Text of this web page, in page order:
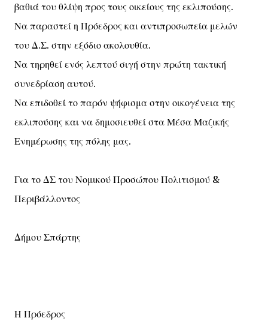
βαθιά του θλίψη προς τους οικείους της εκλιπούσης.
Να παραστεί η Πρόεδρος και αντιπροσωπεία μελών
του Δ.Σ. στην εξόδιο ακολουθία.
Να τηρηθεί ενός λεπτού σιγή στην πρώτη τακτική
συνεδρίαση αυτού.
Να επιδοθεί το παρόν ψήφισμα στην οικογένεια της
εκλιπούσης και να δημοσιευθεί στα Μέσα Μαζικής
Ενημέρωσης της πόλης μας.
Για το ΔΣ του Νομικού Προσώπου Πολιτισμού &
Περιβάλλοντος
Δήμου Σπάρτης
Η Πρόεδρος